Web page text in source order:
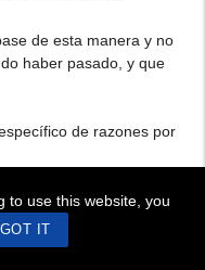
de esta manera y no
haber pasado, y que
de razones por
que tengo por ahora
tiempo se superponen
sucesos
to use this website, you
GOT IT